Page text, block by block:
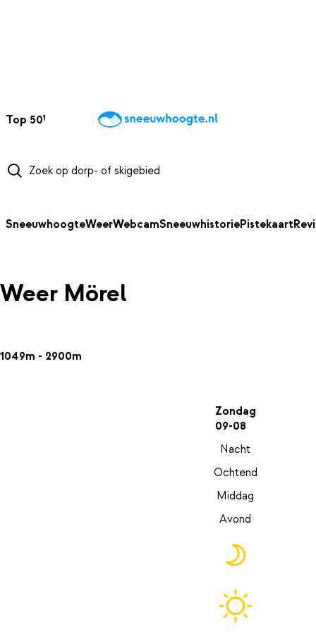
Top 50Webcams WintersportweerKaarten
SneeuwhoogteWeerWebcamSneeuwhistoriePistekaart
Weer Mörel
1049m - 2900m
Zondag
09-08
Nacht
Ochtend
Middag
Avond